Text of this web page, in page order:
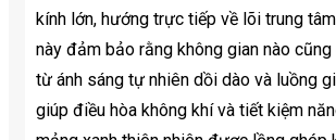
kính lớn, hướng trực tiếp về lõi trung
này đảm bảo rằng không gian nào
từ ánh sáng tự nhiên dồi dào và luồng
giúp điều hòa không khí và tiết kiệm